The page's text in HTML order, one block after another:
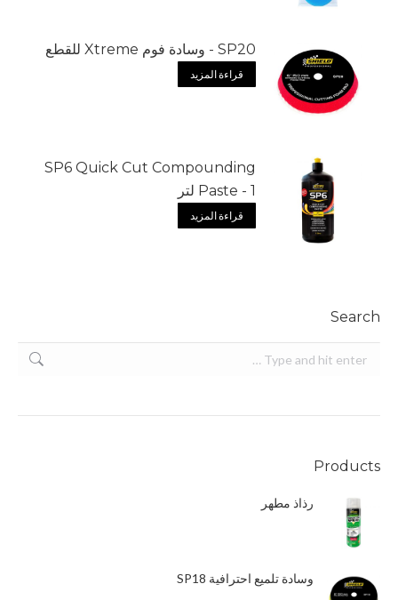
SP20 - وسادة فوم Xtreme للقطع
قراءة المزيد
SP6 Quick Cut Compounding
Paste - 1 لتر
قراءة المزيد
Search
Products
رذاذ مطهر
وسادة تلميع احترافية SP18